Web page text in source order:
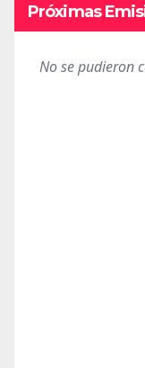
Próximas